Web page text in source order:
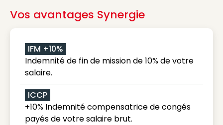
Vos avantages Synergie
IFM +10%
Indemnité de fin de mission de 10% de votre
salaire.
ICCP
+10% Indemnité compensatrice de congés
payés de votre salaire brut.